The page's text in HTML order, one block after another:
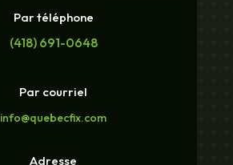
Par téléphone
(418) 691-0648
Par courriel
info@quebecfix.com
Adresse